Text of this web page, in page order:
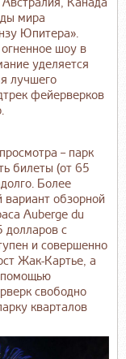
Канада
мира
Юпитера».
шоу в
уделяется
лучшего
фейерверков
– парк
билеты (от 65
Более
обзорной
Auberge du
долларов с
и совершенно
Жак-Картье, а
помощью
свободно
кварталов